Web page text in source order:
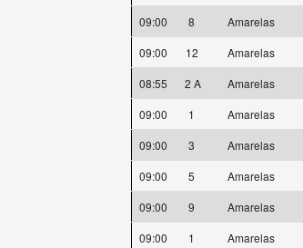
09:00
8 Amarelas
09:00
12 Amarelas
08:55
2 A Amarelas
09:00
1 Amarelas
09:00
3 Amarelas
09:00
5 Amarelas
09:00
9 Amarelas
09:00
1 Amarelas